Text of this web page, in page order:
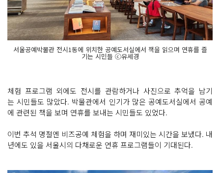
서울공예박물관 전시1동에 위치한 공예도서실에서 책을 읽으며 연휴를 즐
기는 시민들 ⓒ유세경
체험 프로그램 외에도 전시를 관람하거나 사진으로 추억을 남기
는 시민들도 많았다. 박물관에서 인기가 많은 공예도서실에서 공예
에 관련된 책을 보며 연휴를 보내는 시민들도 있었다.
이번 추석 명절엔 비즈공예 체험을 하며 재미있는 시간을 보냈다. 내
년에도 있을 서울시의 다채로운 연휴 프로그램들이 기대된다.